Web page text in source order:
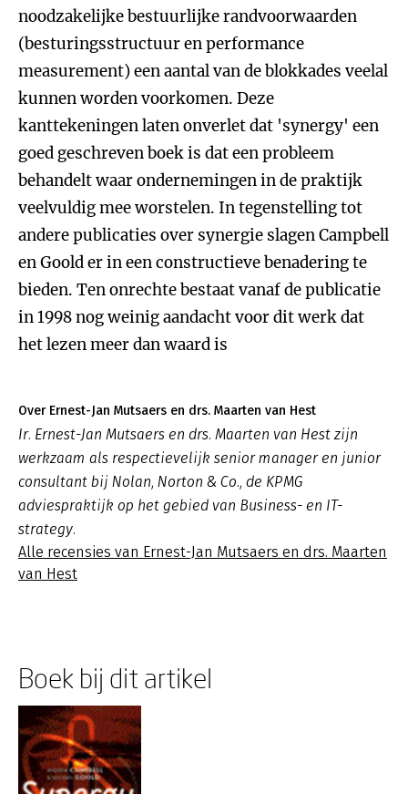
noodzakelijke bestuurlijke randvoorwaarden
(besturingsstructuur en performance
measurement) een aantal van de blokkades veelal
kunnen worden voorkomen. Deze
kanttekeningen laten onverlet dat 'synergy' een
goed geschreven boek is dat een probleem
behandelt waar ondernemingen in de praktijk
veelvuldig mee worstelen. In tegenstelling tot
andere publicaties over synergie slagen Campbell
en Goold er in een constructieve benadering te
bieden. Ten onrechte bestaat vanaf de publicatie
in 1998 nog weinig aandacht voor dit werk dat
het lezen meer dan waard is
Over Ernest-Jan Mutsaers en drs. Maarten van Hest
Ir. Ernest-Jan Mutsaers en drs. Maarten van Hest zijn
werkzaam als respectievelijk senior manager en junior
consultant bij Nolan, Norton & Co., de KPMG
adviespraktijk op het gebied van Business- en IT-
strategy.
Alle recensies van Ernest-Jan Mutsaers en drs. Maarten
van Hest
Boek bij dit artikel